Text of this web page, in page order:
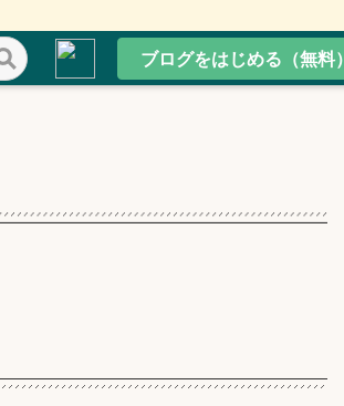
ブログをはじめる（無料）